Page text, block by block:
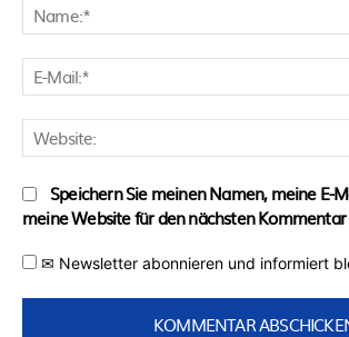
Speichern Sie meinen Namen, meine E-
meine Website für den nächsten
✉ Newsletter abonnieren und informiert